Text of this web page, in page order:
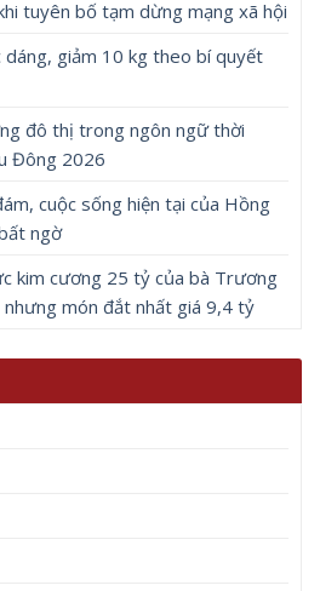
tuyên bố tạm dừng mạng xã hội
dáng, giảm 10 kg theo bí quyết
đô thị trong ngôn ngữ thời
Đông 2026
cuộc sống hiện tại của Hồng
ngờ
kim cương 25 tỷ của bà Trương
món đắt nhất giá 9,4 tỷ